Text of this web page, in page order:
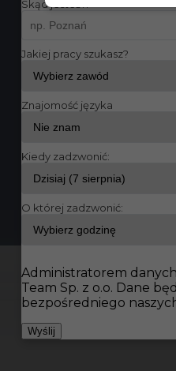
Skąd jesteś?:
Jakiej pracy szukasz?
Znajomość języka
Kiedy zadzwonić:
O której zadzwonić:
Administratorem
Team Sp. z o.o. Dane
bezpośredniego
Wyślij